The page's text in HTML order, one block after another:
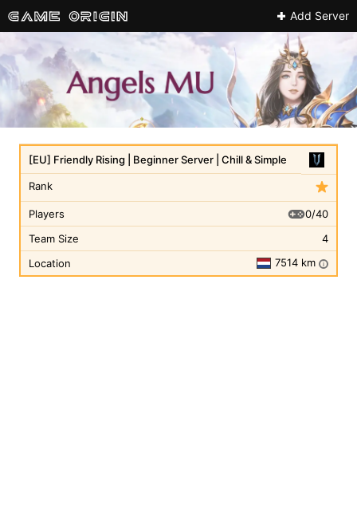
Add Server
Rank
[EU] Friendly Rising | Beginner Server | Chill & Simple
Players
0/40
Team Size
4
Location
7514 km i